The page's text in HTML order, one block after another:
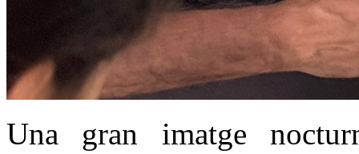
Una gran imatge